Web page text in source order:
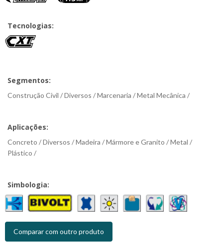
Tecnologias:
Segmentos:
Construção Civil / Diversos / Marcenaria / Metal Mecânica /
Aplicações:
Concreto / Diversos / Madeira / Mármore e Granito / Metal /
Plástico /
Simbologia:
Comparar com outro produto